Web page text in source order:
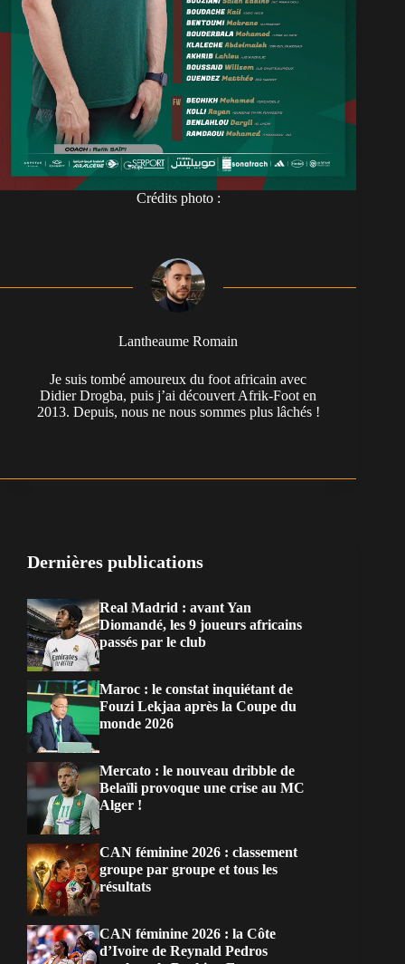
Crédits photo :
Lantheaume Romain
Je suis tombé amoureux du foot africain avec
Didier Drogba, puis j’ai découvert Afrik-Foot en
2013. Depuis, nous ne nous sommes plus lâchés !
Dernières publications
Real Madrid : avant Yan
Diomandé, les 9 joueurs africains
passés par le club
Maroc : le constat inquiétant de
Fouzi Lekjaa après la Coupe du
monde 2026
Mercato : le nouveau dribble de
Belaïli provoque une crise au MC
Alger !
CAN féminine 2026 : classement
groupe par groupe et tous les
résultats
CAN féminine 2026 : la Côte
d’Ivoire de Reynald Pedros